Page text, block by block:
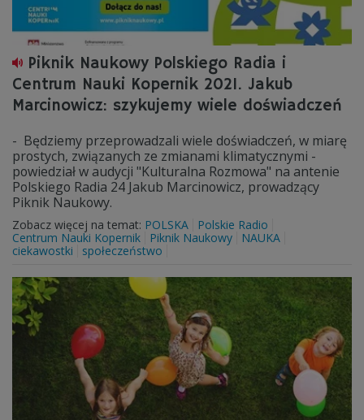
Piknik Naukowy Polskiego Radia i
Centrum Nauki Kopernik 2021. Jakub
Marcinowicz: szykujemy wiele doświadczeń
- Będziemy przeprowadzali wiele doświadczeń, w miarę
prostych, związanych ze zmianami klimatycznymi -
powiedział w audycji "Kulturalna Rozmowa" na antenie
Polskiego Radia 24 Jakub Marcinowicz, prowadzący
Piknik Naukowy.
Zobacz więcej na temat: POLSKA
Polskie Radio
Centrum Nauki Kopernik
Piknik Naukowy
NAUKA
ciekawostki
społeczeństwo